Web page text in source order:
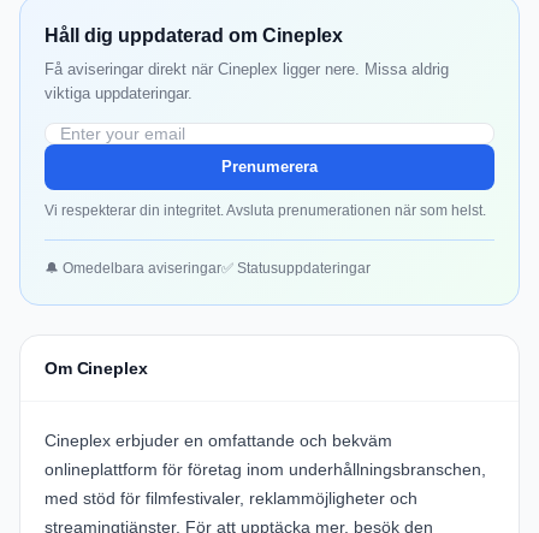
Håll dig uppdaterad om Cineplex
Få aviseringar direkt när Cineplex ligger nere. Missa aldrig
viktiga uppdateringar.
Prenumerera
Vi respekterar din integritet. Avsluta prenumerationen när som helst.
🔔 Omedelbara aviseringar✅ Statusuppdateringar
Om Cineplex
Cineplex erbjuder en omfattande och bekväm
onlineplattform för företag inom underhållningsbranschen,
med stöd för filmfestivaler, reklammöjligheter och
streamingtjänster. För att upptäcka mer, besök den